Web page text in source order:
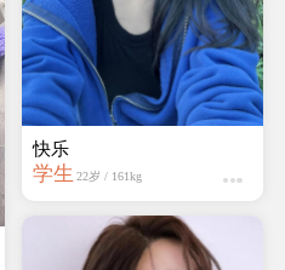
快乐
学生 22岁 / 161kg